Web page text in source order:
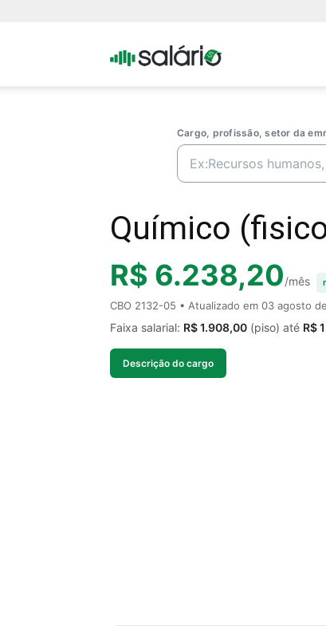
Portal
Cargo, profissão, setor da
Químico
R$ 6.238,20/mês
CBO 2132-05 • Atualizado em 03 agosto
Faixa salarial: R$ 1.908,00 (piso) até R$
Descrição do cargo